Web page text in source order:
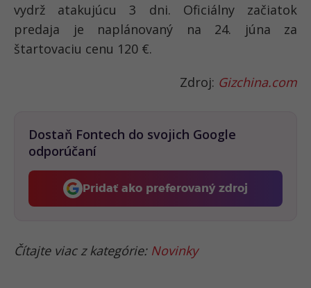
vydrž atakujúcu 3 dni. Oficiálny začiatok
predaja je naplánovaný na 24. júna za
štartovaciu cenu 120 €.
Zdroj: Gizchina.com
Dostaň Fontech do svojich Google
odporúčaní
Pridať ako preferovaný zdroj
Fontech, odkaz sa otvorí v
Čítajte viac z kategórie: Novinky